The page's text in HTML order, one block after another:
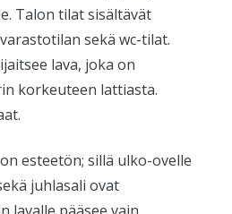
Talon tilat sisältävät
sekä wc-tilat.
lava, joka on
korkeuteen lattiasta.
esteetön; sillä ulko-ovelle
juhlasali ovat